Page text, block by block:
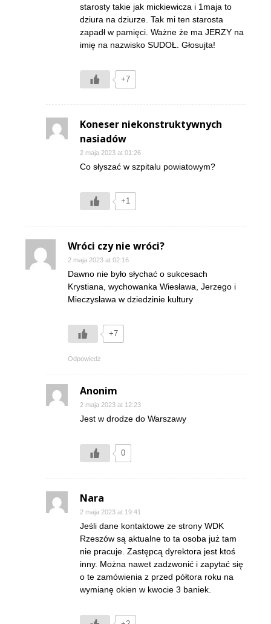
starosty takie jak mickiewicza i 1maja to
dziura na dziurze. Tak mi ten starosta
zapadł w pamięci. Ważne że ma JERZY na
imię na nazwisko SUDOŁ. Głosujta!
+7
Koneser niekonstruktywnych
nasiadów
2 maja 2023 at 01:26
Co słyszać w szpitalu powiatowym?
+1
Wróci czy nie wróci?
2 maja 2023 at 02:16
Dawno nie było słychać o sukcesach
Krystiana, wychowanka Wiesława, Jerzego i
Mieczysława w dziedzinie kultury
+7
Odpowiedz
Anonim
2 maja 2023 at 12:23
Jest w drodze do Warszawy
0
Nara
2 maja 2023 at 19:41
Jeśli dane kontaktowe ze strony WDK
Rzeszów są aktualne to ta osoba już tam
nie pracuje. Zastępcą dyrektora jest ktoś
inny. Można nawet zadzwonić i zapytać się
o te zamówienia z przed półtora roku na
wymianę okien w kwocie 3 baniek.